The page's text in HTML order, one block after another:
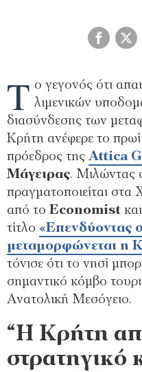
Τ ο γεγονός ότι
λιμενικών
διασύνδεσης των
Κρήτη ανέφερε το
πρόεδρος της Attica
Μάγειρας. Μιλώντας
πραγματοποιείται στα
από το Economist
τίτλο «Επενδύοντας
μεταμορφώνεται η
τόνισε ότι το νησί
σημαντικό κόμβο
Ανατολική Μεσόγειο.
“Η Κρήτη
στρατηγικό